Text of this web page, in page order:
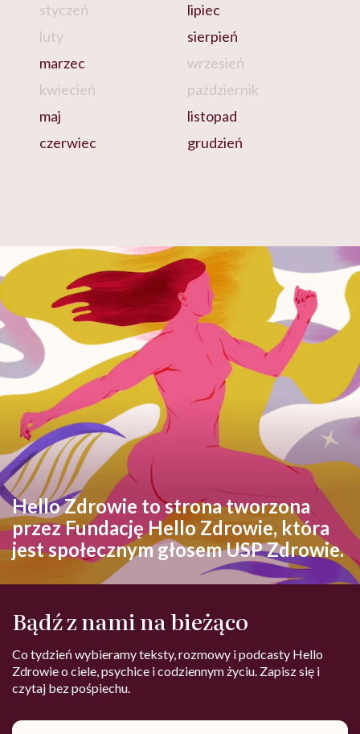
styczeń
luty
marzec
kwiecień
maj
czerwiec
lipiec
sierpień
wrzesień
październik
listopad
grudzień
Hello Zdrowie to strona tworzona
przez Fundację Hello Zdrowie, która
jest społecznym głosem USP Zdrowie.
Bądź z nami na bieżąco
Co tydzień wybieramy teksty, rozmowy i podcasty Hello
Zdrowie o ciele, psychice i codziennym życiu. Zapisz się i
czytaj bez pośpiechu.
Adres